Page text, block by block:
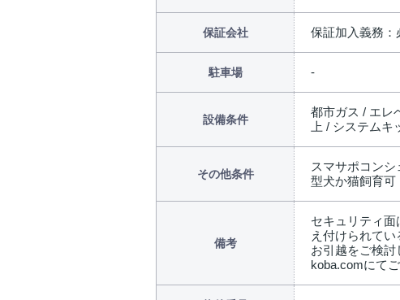
保証会社 保証加入義務
駐車場
設備条件
都市ガス / エレ
上 / システム
その他条件
スマサポコン
型犬か猫飼育可
備考
セキュリティ
え付けられて
お引越をご検
koba.comにて